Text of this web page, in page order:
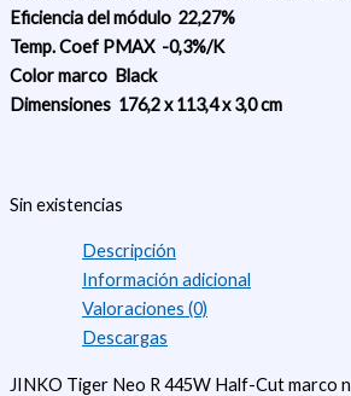
Eficiencia del módulo 22,27%
Temp. Coef PMAX -0,3%/K
Color marco Black
Dimensiones 176,2 x 113,4 x 3,0 cm
Sin existencias
Descripción
Información adicional
Valoraciones (0)
Descargas
JINKO Tiger Neo R 445W Half-Cut marco